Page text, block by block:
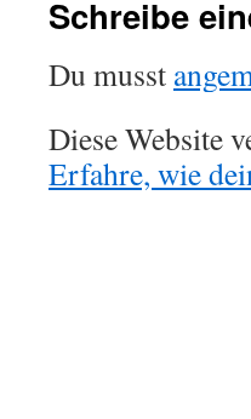
Schreibe
Du musst
Diese Website
Erfahre, wie